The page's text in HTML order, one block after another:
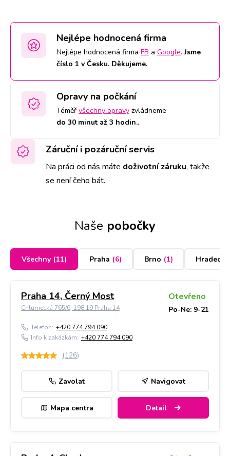
Nejlépe hodnocená firma
Nejlépe hodnocená firma FB a Google.Jsme
číslo 1 v Česku. Děkujeme.
Opravy na počkání
Téměř všechny opravy zvládneme
do 30 minut až 3 hodin..
Záruční i pozáruční servis
Na práci od nás máte doživotní záruku, takže
se není čeho bát.
Naše pobočky
Všechny (11) Praha (6) Brno (1) Hradec
Praha 14, Černý Most
Chlumecká 765/6, 198 19 Praha 14
Otevřeno
Po-Ne: 9-21
Telefon: +420 774 794 090
Info k zakázkám: +420 774 794 090
(126)
Zavolat Navigovat
Mapa centra Detail